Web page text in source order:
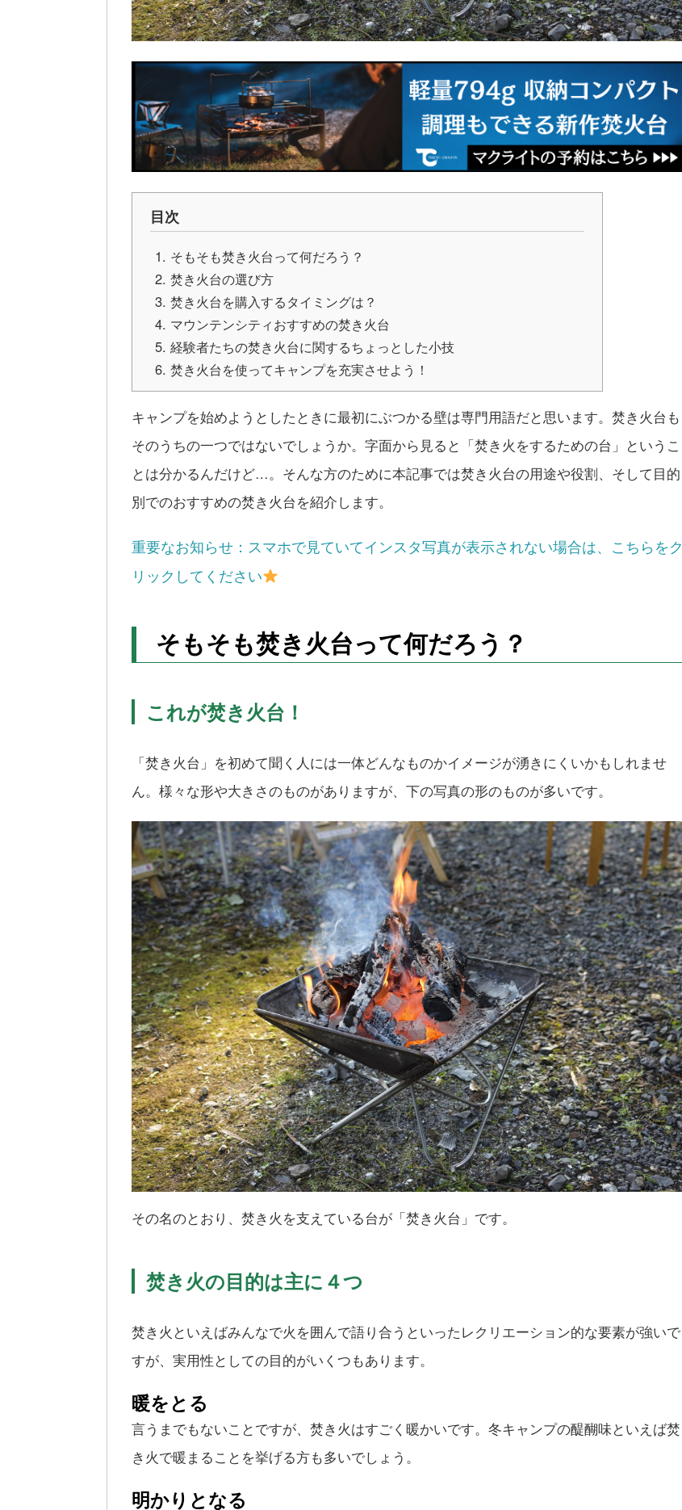
目次
そもそも焚き火台って何だろう？
焚き火台の選び方
焚き火台を購入するタイミングは？
マウンテンシティおすすめの焚き火台
経験者たちの焚き火台に関するちょっとした小技
焚き火台を使ってキャンプを充実させよう！
キャンプを始めようとしたときに最初にぶつかる壁は専門用語だと思います。焚き火台も
そのうちの一つではないでしょうか。字面から見ると「焚き火をするための台」というこ
とは分かるんだけど…。 そんな方のために本記事では焚き火台の用途や役割、そして目的
別でのおすすめの焚き火台を紹介します。
重要なお知らせ：スマホで見ていてインスタ写真が表示されない場合は、こちらをク
リックしてください
そもそも焚き火台って何だろう？
これが焚き火台！
「焚き火台」を初めて聞く人には一体どんなものかイメージが湧きにくいかもしれませ
ん。様々な形や大きさのものがありますが、下の写真の形のものが多いです。
その名のとおり、焚き火を支えている台が「焚き火台」です。
焚き火の目的は主に４つ
焚き火といえばみんなで火を囲んで語り合うといったレクリエーション的な要素が強いで
すが、実用性としての目的がいくつもあります。
暖をとる
言うまでもないことですが、焚き火はすごく暖かいです。冬キャンプの醍醐味といえば焚
き火で暖まることを挙げる方も多いでしょう。
明かりとなる